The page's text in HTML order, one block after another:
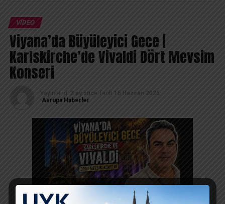
VIDEO
Viyana’da Büyüleyici Gece |
Karlskirche’de Vivaldi Dört Mevsim
Konseri
Yayınlandı 2 ay önce Tarih 16 Haziran 2026
Avrupa Haberler